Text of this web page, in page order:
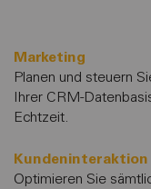
Marketing
Planen und steuern
Ihrer CRM-
Echtzeit.
Kundeninteraktion
Optimieren Sie